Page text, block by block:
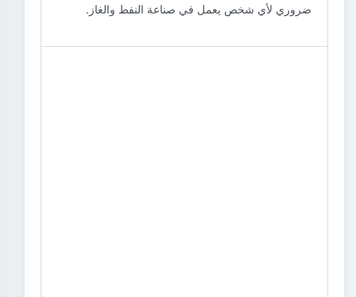
ضروري لأي شخص يعمل في صناعة النفط والغاز.